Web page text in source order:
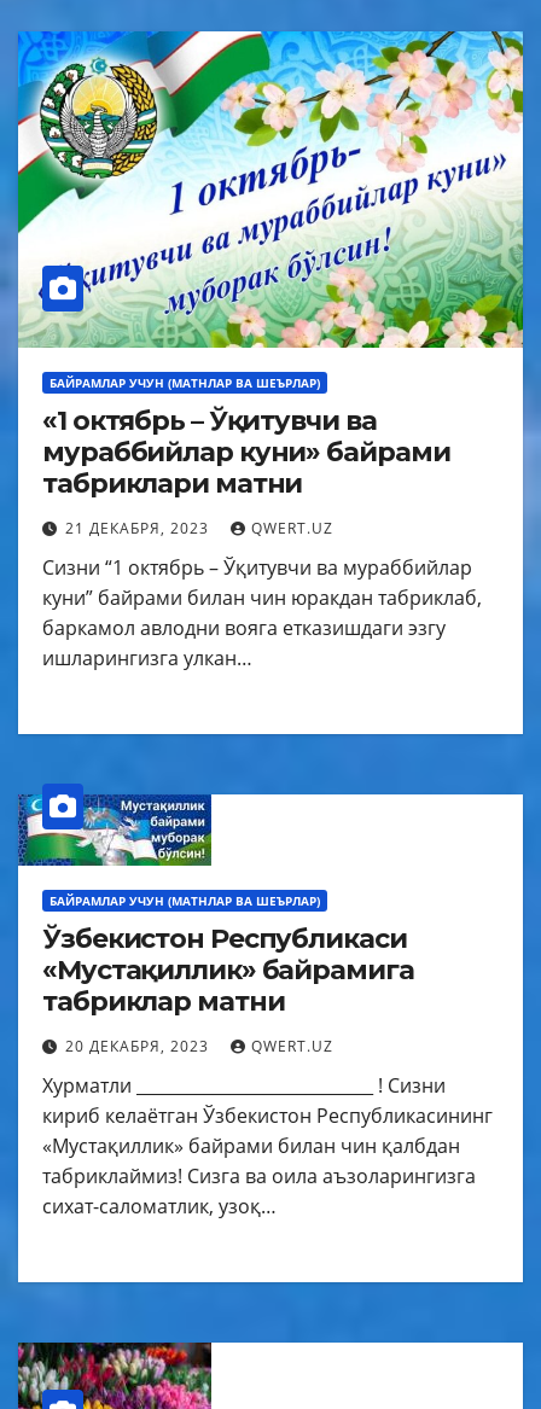
БАЙРАМЛАР УЧУН (МАТНЛАР ВА ШЕЪРЛАР)
«1 октябрь – Ўқитувчи ва
мураббийлар куни» байрами
табриклари матни
21 ДЕКАБРЯ, 2023 QWERT.UZ
Сизни “1 октябрь – Ўқитувчи ва мураббийлар
куни” байрами билан чин юракдан табриклаб,
баркамол авлодни вояга етказишдаги эзгу
ишларингизга улкан…
БАЙРАМЛАР УЧУН (МАТНЛАР ВА ШЕЪРЛАР)
Ўзбекистон Республикаси
«Мустақиллик» байрамига
табриклар матни
20 ДЕКАБРЯ, 2023 QWERT.UZ
Хурматли ____________________________ ! Сизни
кириб келаётган Ўзбекистон Республикасининг
«Мустақиллик» байрами билан чин қалбдан
табриклаймиз! Сизга ва оила аъзоларингизга
сихат-саломатлик, узоқ…